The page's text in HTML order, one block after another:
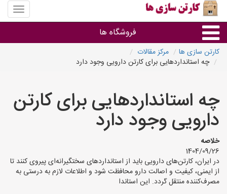
منوی
سایت
سازی
فروشگاه ها
کارتن جعبه
سایر گروه ها
فروشنده های کارتن جعبه
کارتن سازی ها
مرکز مقالات
چه استانداردهایی برای کارتن دارویی وجود دارد
چه استانداردهایی برای کارتن
دارویی وجود دارد
خلاصه
1404/09/26
در ایران، کارتن‌های دارویی باید از استانداردهای سختگیرانه‌ای پیروی کنند تا
از ایمنی، کیفیت و اصالت دارو محافظت شود و اطلاعات لازم به درستی به
مصرف‌کننده منتقل گردد. این استاندا